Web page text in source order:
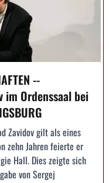
--
im Ordenssaal bei
Zavidov gilt als eines
zehn Jahren feierte er
Hall. Dies zeigte sich
von Sergej